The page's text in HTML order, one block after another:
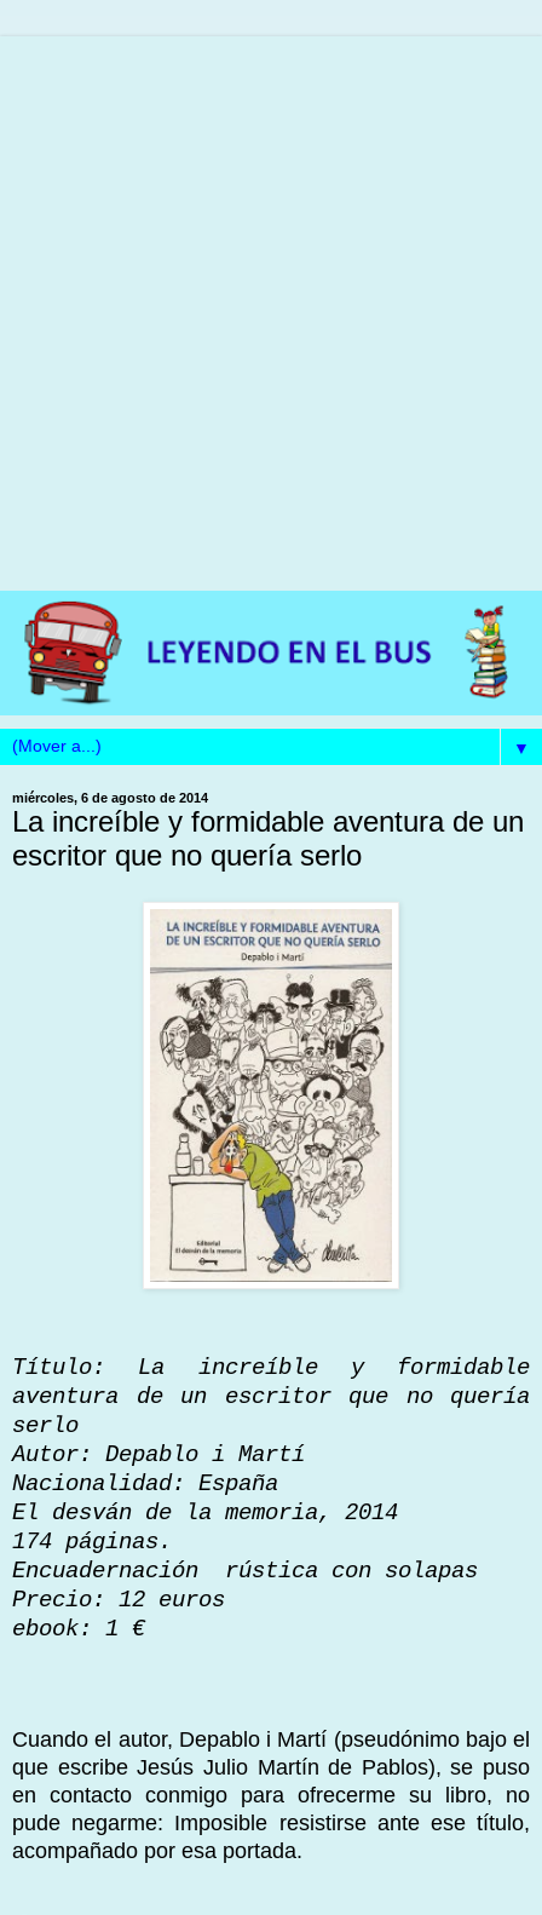
▼
miércoles, 6 de agosto de 2014
La increíble y formidable aventura de un
escritor que no quería serlo
Título: La increíble y formidable
aventura de un escritor que no quería
serlo
Autor: Depablo i Martí
Nacionalidad: España
El desván de la memoria, 2014
174 páginas.
Encuadernación rústica con solapas
Precio: 12 euros
ebook: 1 €
Cuando el autor, Depablo i Martí (pseudónimo bajo el
que escribe Jesús Julio Martín de Pablos), se puso
en contacto conmigo para ofrecerme su libro, no
pude negarme: Imposible resistirse ante ese título,
acompañado por esa portada.